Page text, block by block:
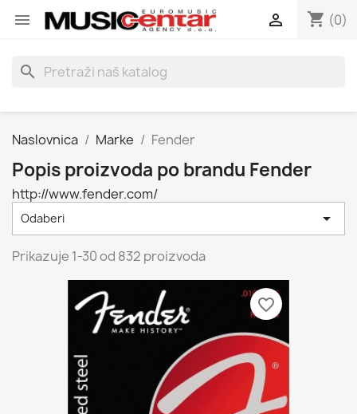
 shopping_cart (0)

search
Naslovnica Marke Fender
Popis proizvoda po brandu Fender
http://www.fender.com/
Odaberi 
Prikazuje 1-30 od 832 proizvoda
favorite_border